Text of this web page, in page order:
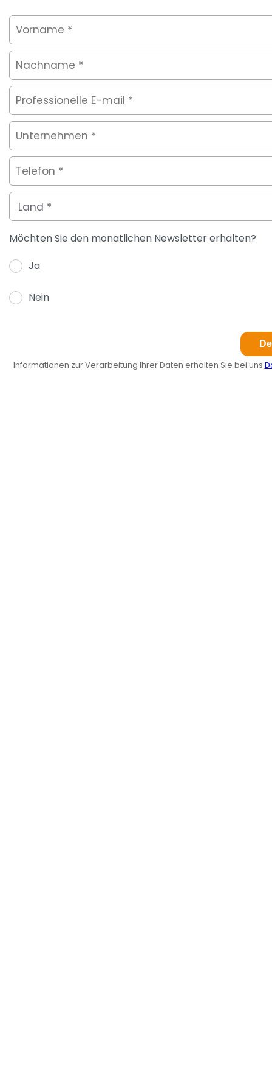
Möchten Sie den monatlichen Newsletter erhalten?
Ja
Nein
Informationen zur Verarbeitung Ihrer Daten erhalten Sie bei uns